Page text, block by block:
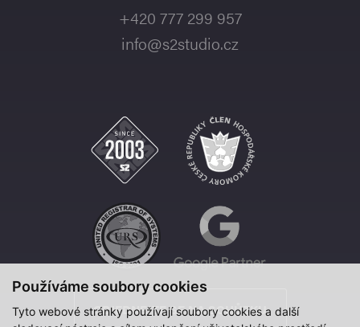
Používáme soubory cookies
Tyto webové stránky používají soubory cookies a další
+420 777 299 957
info@s2studio.cz
OBJEDNEJTE SE NA SCHŮZKU